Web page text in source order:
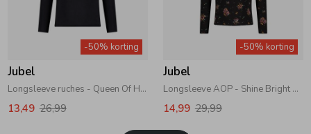
-50% korting
Jubel
Longsleeve ruches - Queen Of Hearts 750 Antraciet
13,49 26,99
-50% korting
Jubel
Longsleeve AOP - Shine Bright 750 Antraciet
14,99 29,99